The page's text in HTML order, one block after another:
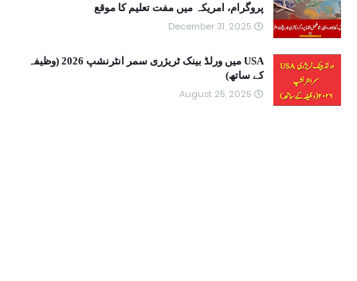
پروگرام، امریکہ میں مفت تعلیم کا موقع
December 31, 2025
USA میں ورلڈ بینک ٹریژری سمر انٹرنشپ 2026 (وظیفہ
کے ساتھ)
August 25, 2025